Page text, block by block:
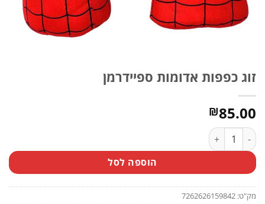
זוג כפפות אדומות ספיידרמן
₪85.00
כמות של זוג כפפות אדומות ספיידרמן
הוספה לסל
מק"ט: 7262626159842